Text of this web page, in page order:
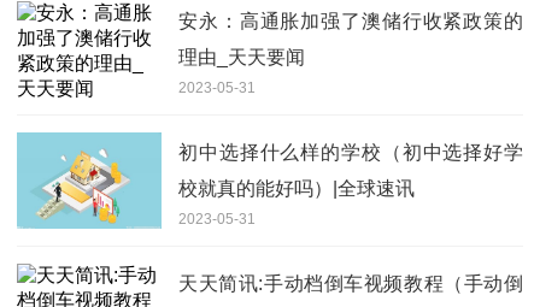
安永：高通胀加强了澳储行收紧政策的
理由_天天要闻
2023-05-31
初中选择什么样的学校（初中选择好学
校就真的能好吗）|全球速讯
2023-05-31
天天简讯:手动档倒车视频教程（手动倒